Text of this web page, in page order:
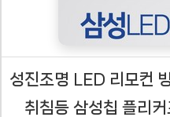
성진조명 LED 리모컨
취침등 삼성칩 플리